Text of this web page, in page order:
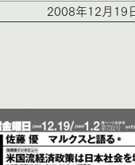
2008年12月19